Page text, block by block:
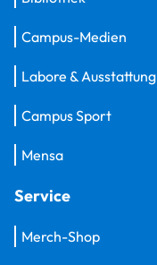
Campus-Medien
Labore & Ausstattung
Campus Sport
Mensa
Service
Merch-Shop